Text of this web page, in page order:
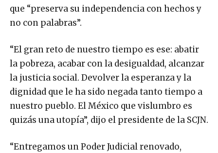
que “preserva su independencia con hechos y
no con palabras”.
“El gran reto de nuestro tiempo es ese: abatir
la pobreza, acabar con la desigualdad, alcanzar
la justicia social. Devolver la esperanza y la
dignidad que le ha sido negada tanto tiempo a
nuestro pueblo. El México que vislumbro es
quizás una utopía”, dijo el presidente de la SCJN.
“Entregamos un Poder Judicial renovado,